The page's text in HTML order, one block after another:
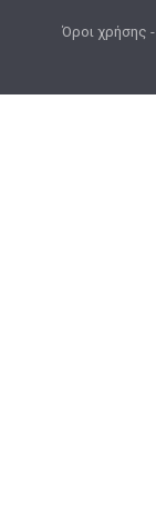
Όροι χρήσης -